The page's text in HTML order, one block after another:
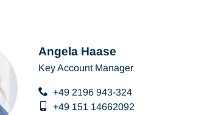
Angela Haase
Key Account Manager
+49 2196 943-324
+49 151 14662092